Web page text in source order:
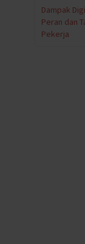
Dampak
Peran dan
Pekerja